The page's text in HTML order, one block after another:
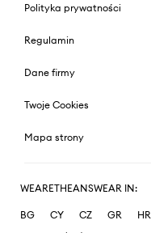
Polityka prywatności
Regulamin
Dane firmy
Twoje Cookies
Mapa strony
WEARETHEANSWEAR IN:
BG CY CZ GR HR